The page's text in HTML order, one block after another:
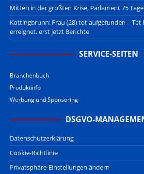
Mitten in der größten Krise, Parlament 75
Kottingbrunn: Frau (28) tot aufgefunden – Tat
erreignet, erst jetzt Berichte
SERVICE-SEITEN
Branchenbuch
Produktinfo
Werbung und Sponsoring
DSGVO-
Datenschutzerklärung
Cookie-Richtlinie
Privatsphäre-Einstellungen ändern